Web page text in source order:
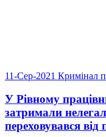
11-Сер-2021 Кримінал
У Рівному
затримали
переховувався від